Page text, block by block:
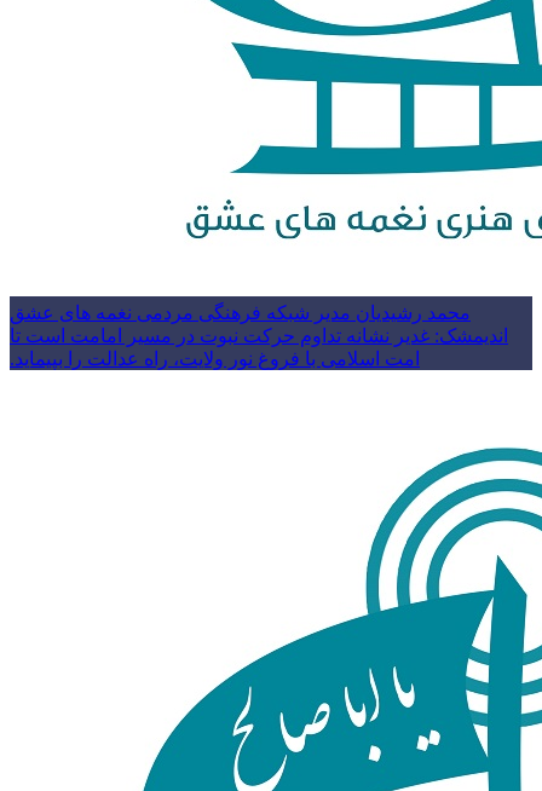
محمد رشیدیان مدیر شبکه فرهنگی مردمی نغمه های عشق
اندیمشک: غدیر نشانه تداوم حرکت نبوت در مسیر امامت است تا
امت اسلامی با فروغ نور ولایت، راه عدالت را بپیماید.